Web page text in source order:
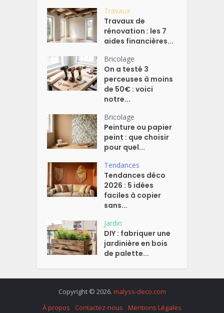
Travaux
Travaux de
rénovation : les 7
aides financières...
Bricolage
On a testé 3
perceuses à moins
de 50€ : voici
notre...
Bricolage
Peinture ou papier
peint : que choisir
pour quel...
Tendances
Tendances déco
2026 : 5 idées
faciles à copier
sans...
Jardin
DIY : fabriquer une
jardinière en bois
de palette...
Copyright © 2026. malyss-deco.com
À propos
Contactez-nous Mentions Légales